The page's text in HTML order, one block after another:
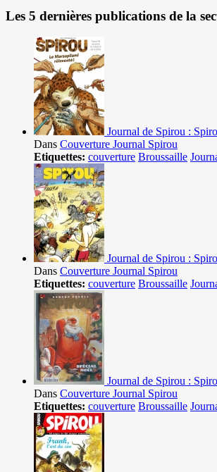
Les 5 dernières publications de la
Journal de Spirou :
Dans Couverture Journal Spirou
Etiquettes: couverture Broussaille
Journal de Spirou :
Dans Couverture Journal Spirou
Etiquettes: couverture Broussaille
Journal de Spirou :
Dans Couverture Journal Spirou
Etiquettes: couverture Broussaille